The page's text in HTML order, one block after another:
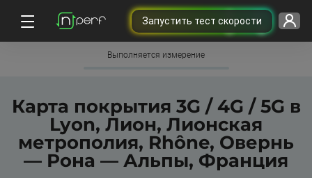
Запустить тест скорости
Выполняется измерение
Карта покрытия 3G / 4G / 5G в
Lyon, Лион, Лионская
метрополия, Rhône, Овернь
— Рона — Альпы, Франция